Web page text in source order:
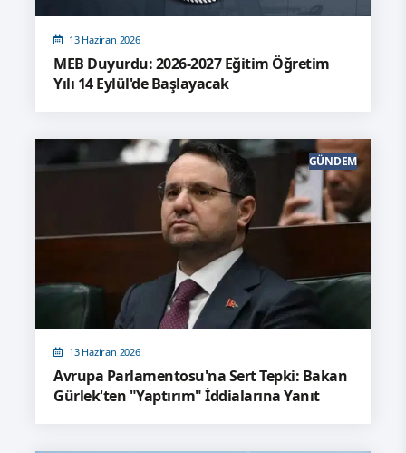
13 Haziran 2026
MEB Duyurdu: 2026-2027 Eğitim Öğretim
Yılı 14 Eylül'de Başlayacak
13 Haziran 2026
Avrupa Parlamentosu'na Sert Tepki: Bakan
Gürlek'ten "Yaptırım" İddialarına Yanıt
GÜNDEM